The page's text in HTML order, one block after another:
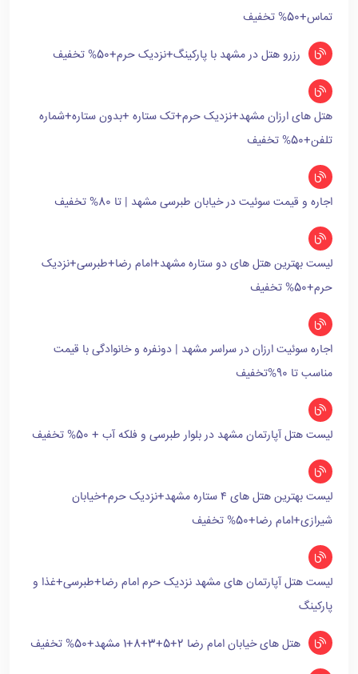
تماس+50% تخفیف
رزرو هتل در مشهد با پارکینگ+نزدیک حرم+50% تخفیف
هتل های ارزان مشهد+نزدیک حرم+تک ستاره +بدون ستاره+شماره
تلفن+50% تخفیف
اجاره و قیمت سوئیت در خیابان طبرسی مشهد | تا 80% تخفیف
لیست بهترین هتل های دو ستاره مشهد+امام رضا+طبرسی+نزدیک
حرم+50% تخفیف
اجاره سوئیت ارزان در سراسر مشهد | دونفره و خانوادگی با قیمت
مناسب تا 90%تخفیف
لیست هتل آپارتمان مشهد در بلوار طبرسی و فلکه آب + 50% تخفیف
لیست بهترین هتل های ۴ ستاره مشهد+نزدیک حرم+خیابان
شیرازی+امام رضا+50% تخفیف
لیست هتل آپارتمان های مشهد نزدیک حرم امام رضا+طبرسی+غذا و
پارکینگ
هتل های خیابان امام رضا 2+5+3+8+1 مشهد+50% تخفیف